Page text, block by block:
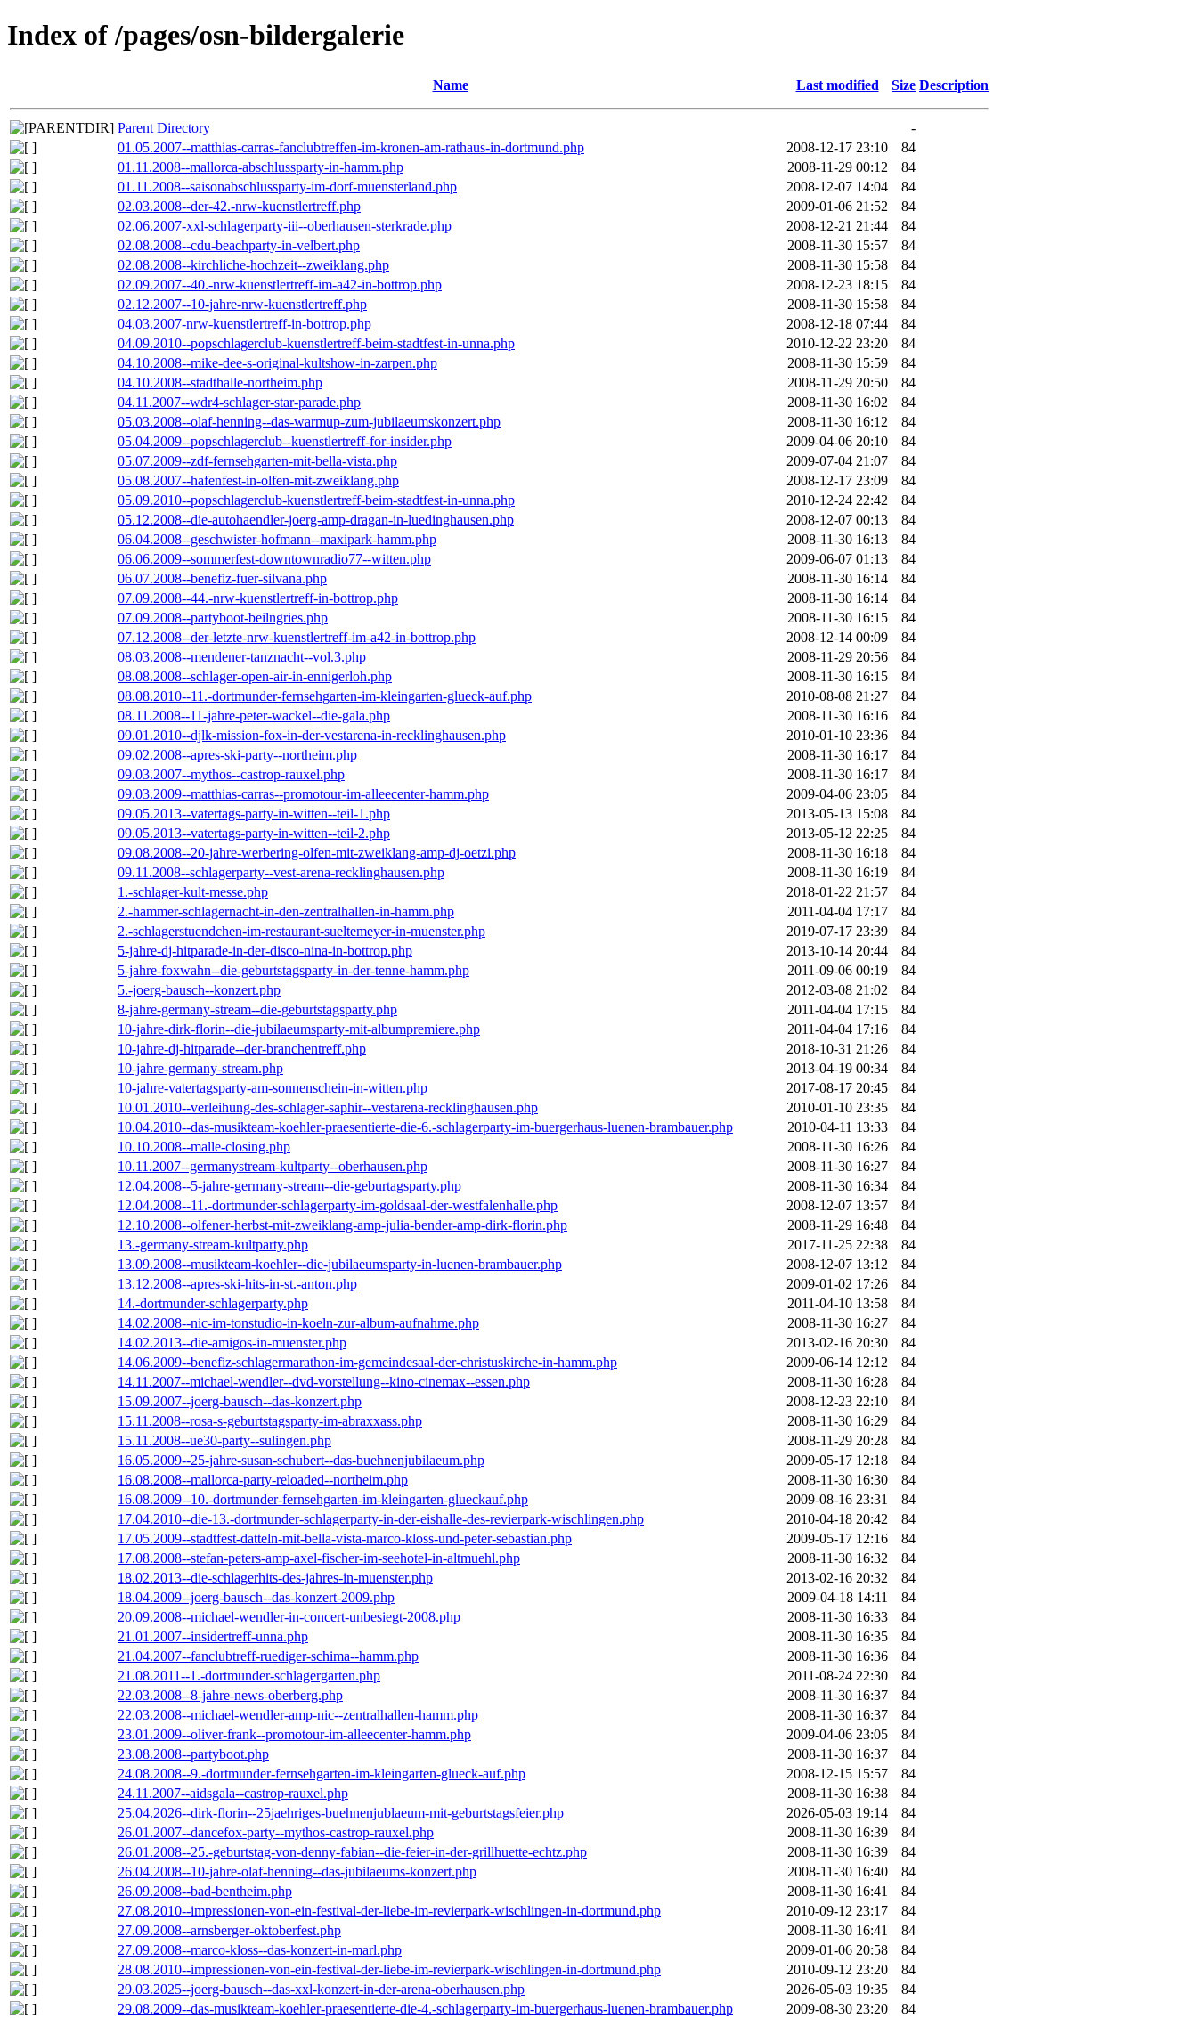
Index of /pages/osn-bildergalerie
Name Last modified Size Description
Parent Directory
-
01.05.2007--matthias-carras-fanclubtreffen-im-kronen-am-rathaus-in-dortmund.php
2008-12-17 23:10
84
01.11.2008--mallorca-abschlussparty-in-hamm.php
2008-11-29 00:12
84
01.11.2008--saisonabschlussparty-im-dorf-muensterland.php
2008-12-07 14:04
84
02.03.2008--der-42.-nrw-kuenstlertreff.php
2009-01-06 21:52
84
02.06.2007-xxl-schlagerparty-iii--oberhausen-sterkrade.php
2008-12-21 21:44
84
02.08.2008--cdu-beachparty-in-velbert.php
2008-11-30 15:57
84
02.08.2008--kirchliche-hochzeit--zweiklang.php
2008-11-30 15:58
84
02.09.2007--40.-nrw-kuenstlertreff-im-a42-in-bottrop.php
2008-12-23 18:15
84
02.12.2007--10-jahre-nrw-kuenstlertreff.php
2008-11-30 15:58
84
04.03.2007-nrw-kuenstlertreff-in-bottrop.php
2008-12-18 07:44
84
04.09.2010--popschlagerclub-kuenstlertreff-beim-stadtfest-in-unna.php
2010-12-22 23:20
84
04.10.2008--mike-dee-s-original-kultshow-in-zarpen.php
2008-11-30 15:59
84
04.10.2008--stadthalle-northeim.php
2008-11-29 20:50
84
04.11.2007--wdr4-schlager-star-parade.php
2008-11-30 16:02
84
05.03.2008--olaf-henning--das-warmup-zum-jubilaeumskonzert.php
2008-11-30 16:12
84
05.04.2009--popschlagerclub--kuenstlertreff-for-insider.php
2009-04-06 20:10
84
05.07.2009--zdf-fernsehgarten-mit-bella-vista.php
2009-07-04 21:07
84
05.08.2007--hafenfest-in-olfen-mit-zweiklang.php
2008-12-17 23:09
84
05.09.2010--popschlagerclub-kuenstlertreff-beim-stadtfest-in-unna.php
2010-12-24 22:42
84
05.12.2008--die-autohaendler-joerg-amp-dragan-in-luedinghausen.php
2008-12-07 00:13
84
06.04.2008--geschwister-hofmann--maxipark-hamm.php
2008-11-30 16:13
84
06.06.2009--sommerfest-downtownradio77--witten.php
2009-06-07 01:13
84
06.07.2008--benefiz-fuer-silvana.php
2008-11-30 16:14
84
07.09.2008--44.-nrw-kuenstlertreff-in-bottrop.php
2008-11-30 16:14
84
07.09.2008--partyboot-beilngries.php
2008-11-30 16:15
84
07.12.2008--der-letzte-nrw-kuenstlertreff-im-a42-in-bottrop.php
2008-12-14 00:09
84
08.03.2008--mendener-tanznacht--vol.3.php
2008-11-29 20:56
84
08.08.2008--schlager-open-air-in-ennigerloh.php
2008-11-30 16:15
84
08.08.2010--11.-dortmunder-fernsehgarten-im-kleingarten-glueck-auf.php
2010-08-08 21:27
84
08.11.2008--11-jahre-peter-wackel--die-gala.php
2008-11-30 16:16
84
09.01.2010--djlk-mission-fox-in-der-vestarena-in-recklinghausen.php
2010-01-10 23:36
84
09.02.2008--apres-ski-party--northeim.php
2008-11-30 16:17
84
09.03.2007--mythos--castrop-rauxel.php
2008-11-30 16:17
84
09.03.2009--matthias-carras--promotour-im-alleecenter-hamm.php
2009-04-06 23:05
84
09.05.2013--vatertags-party-in-witten--teil-1.php
2013-05-13 15:08
84
09.05.2013--vatertags-party-in-witten--teil-2.php
2013-05-12 22:25
84
09.08.2008--20-jahre-werbering-olfen-mit-zweiklang-amp-dj-oetzi.php
2008-11-30 16:18
84
09.11.2008--schlagerparty--vest-arena-recklinghausen.php
2008-11-30 16:19
84
1.-schlager-kult-messe.php
2018-01-22 21:57
84
2.-hammer-schlagernacht-in-den-zentralhallen-in-hamm.php
2011-04-04 17:17
84
2.-schlagerstuendchen-im-restaurant-sueltemeyer-in-muenster.php
2019-07-17 23:39
84
5-jahre-dj-hitparade-in-der-disco-nina-in-bottrop.php
2013-10-14 20:44
84
5-jahre-foxwahn--die-geburtstagsparty-in-der-tenne-hamm.php
2011-09-06 00:19
84
5.-joerg-bausch--konzert.php
2012-03-08 21:02
84
8-jahre-germany-stream--die-geburtstagsparty.php
2011-04-04 17:15
84
10-jahre-dirk-florin--die-jubilaeumsparty-mit-albumpremiere.php
2011-04-04 17:16
84
10-jahre-dj-hitparade--der-branchentreff.php
2018-10-31 21:26
84
10-jahre-germany-stream.php
2013-04-19 00:34
84
10-jahre-vatertagsparty-am-sonnenschein-in-witten.php
2017-08-17 20:45
84
10.01.2010--verleihung-des-schlager-saphir--vestarena-recklinghausen.php
2010-01-10 23:35
84
10.04.2010--das-musikteam-koehler-praesentierte-die-6.-schlagerparty-im-buergerhaus-luenen-brambauer.php
2010-04-11 13:33
84
10.10.2008--malle-closing.php
2008-11-30 16:26
84
10.11.2007--germanystream-kultparty--oberhausen.php
2008-11-30 16:27
84
12.04.2008--5-jahre-germany-stream--die-geburtagsparty.php
2008-11-30 16:34
84
12.04.2008--11.-dortmunder-schlagerparty-im-goldsaal-der-westfalenhalle.php
2008-12-07 13:57
84
12.10.2008--olfener-herbst-mit-zweiklang-amp-julia-bender-amp-dirk-florin.php
2008-11-29 16:48
84
13.-germany-stream-kultparty.php
2017-11-25 22:38
84
13.09.2008--musikteam-koehler--die-jubilaeumsparty-in-luenen-brambauer.php
2008-12-07 13:12
84
13.12.2008--apres-ski-hits-in-st.-anton.php
2009-01-02 17:26
84
14.-dortmunder-schlagerparty.php
2011-04-10 13:58
84
14.02.2008--nic-im-tonstudio-in-koeln-zur-album-aufnahme.php
2008-11-30 16:27
84
14.02.2013--die-amigos-in-muenster.php
2013-02-16 20:30
84
14.06.2009--benefiz-schlagermarathon-im-gemeindesaal-der-christuskirche-in-hamm.php
2009-06-14 12:12
84
14.11.2007--michael-wendler--dvd-vorstellung--kino-cinemax--essen.php
2008-11-30 16:28
84
15.09.2007--joerg-bausch--das-konzert.php
2008-12-23 22:10
84
15.11.2008--rosa-s-geburtstagsparty-im-abraxxass.php
2008-11-30 16:29
84
15.11.2008--ue30-party--sulingen.php
2008-11-29 20:28
84
16.05.2009--25-jahre-susan-schubert--das-buehnenjubilaeum.php
2009-05-17 12:18
84
16.08.2008--mallorca-party-reloaded--northeim.php
2008-11-30 16:30
84
16.08.2009--10.-dortmunder-fernsehgarten-im-kleingarten-glueckauf.php
2009-08-16 23:31
84
17.04.2010--die-13.-dortmunder-schlagerparty-in-der-eishalle-des-revierpark-wischlingen.php
2010-04-18 20:42
84
17.05.2009--stadtfest-datteln-mit-bella-vista-marco-kloss-und-peter-sebastian.php
2009-05-17 12:16
84
17.08.2008--stefan-peters-amp-axel-fischer-im-seehotel-in-altmuehl.php
2008-11-30 16:32
84
18.02.2013--die-schlagerhits-des-jahres-in-muenster.php
2013-02-16 20:32
84
18.04.2009--joerg-bausch--das-konzert-2009.php
2009-04-18 14:11
84
20.09.2008--michael-wendler-in-concert-unbesiegt-2008.php
2008-11-30 16:33
84
21.01.2007--insidertreff-unna.php
2008-11-30 16:35
84
21.04.2007--fanclubtreff-ruediger-schima--hamm.php
2008-11-30 16:36
84
21.08.2011--1.-dortmunder-schlagergarten.php
2011-08-24 22:30
84
22.03.2008--8-jahre-news-oberberg.php
2008-11-30 16:37
84
22.03.2008--michael-wendler-amp-nic--zentralhallen-hamm.php
2008-11-30 16:37
84
23.01.2009--oliver-frank--promotour-im-alleecenter-hamm.php
2009-04-06 23:05
84
23.08.2008--partyboot.php
2008-11-30 16:37
84
24.08.2008--9.-dortmunder-fernsehgarten-im-kleingarten-glueck-auf.php
2008-12-15 15:57
84
24.11.2007--aidsgala--castrop-rauxel.php
2008-11-30 16:38
84
25.04.2026--dirk-florin--25jaehriges-buehnenjublaeum-mit-geburtstagsfeier.php
2026-05-03 19:14
84
26.01.2007--dancefox-party--mythos-castrop-rauxel.php
2008-11-30 16:39
84
26.01.2008--25.-geburtstag-von-denny-fabian--die-feier-in-der-grillhuette-echtz.php
2008-11-30 16:39
84
26.04.2008--10-jahre-olaf-henning--das-jubilaeums-konzert.php
2008-11-30 16:40
84
26.09.2008--bad-bentheim.php
2008-11-30 16:41
84
27.08.2010--impressionen-von-ein-festival-der-liebe-im-revierpark-wischlingen-in-dortmund.php
2010-09-12 23:17
84
27.09.2008--arnsberger-oktoberfest.php
2008-11-30 16:41
84
27.09.2008--marco-kloss--das-konzert-in-marl.php
2009-01-06 20:58
84
28.08.2010--impressionen-von-ein-festival-der-liebe-im-revierpark-wischlingen-in-dortmund.php
2010-09-12 23:20
84
29.03.2025--joerg-bausch--das-xxl-konzert-in-der-arena-oberhausen.php
2026-05-03 19:35
84
29.08.2009--das-musikteam-koehler-praesentierte-die-4.-schlagerparty-im-buergerhaus-luenen-brambauer.php
2009-08-30 23:20
84